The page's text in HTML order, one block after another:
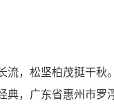
流，松坚柏茂挺干秋
典，广东省惠州市罗